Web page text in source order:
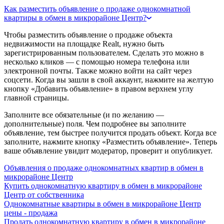
Как разместить объявление о продаже однокомнатной
квартиры в обмен в микрорайоне Центр?
Чтобы разместить объявление о продаже объекта
недвижимости на площадке Realt, нужно быть
зарегистрированным пользователем. Сделать это можно в
несколько кликов — с помощью номера телефона или
электронной почты. Также можно войти на сайт через
соцсети. Когда вы зашли в свой аккаунт, нажмите на желтую
кнопку «Добавить объявление» в правом верхнем углу
главной страницы.
Заполните все обязательные (и по желанию —
дополнительные) поля. Чем подробнее вы заполните
объявление, тем быстрее получится продать объект. Когда все
заполните, нажмите кнопку «Разместить объявление». Теперь
ваше объявление увидит модератор, проверит и опубликует.
Объявления о продаже однокомнатных квартир в обмен в
микрорайоне Центр
Купить однокомнатную квартиру в обмен в микрорайоне
Центр от собственника
Однокомнатные квартиры в обмен в микрорайоне Центр
цены - продажа
Продать однокомнатную квартиру в обмен в микрорайоне